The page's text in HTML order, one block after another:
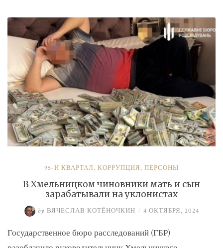
Буданова
и
Умерова»
95-Й КВАРТАЛ, КОРРУПЦИЯ, ПЕРСОНЫ
В Хмельницком чиновники мать и сын
зарабатывали на уклонистах
by ВЯЧЕСЛАВ КОТЁНОЧКИН / 4 ОКТЯБРЯ, 2024
Государственное бюро расследований (ГБР)